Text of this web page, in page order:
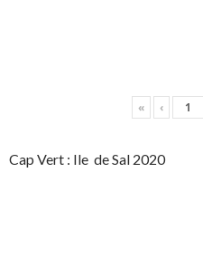
« ‹
Cap Vert : Ile de Sal 2020